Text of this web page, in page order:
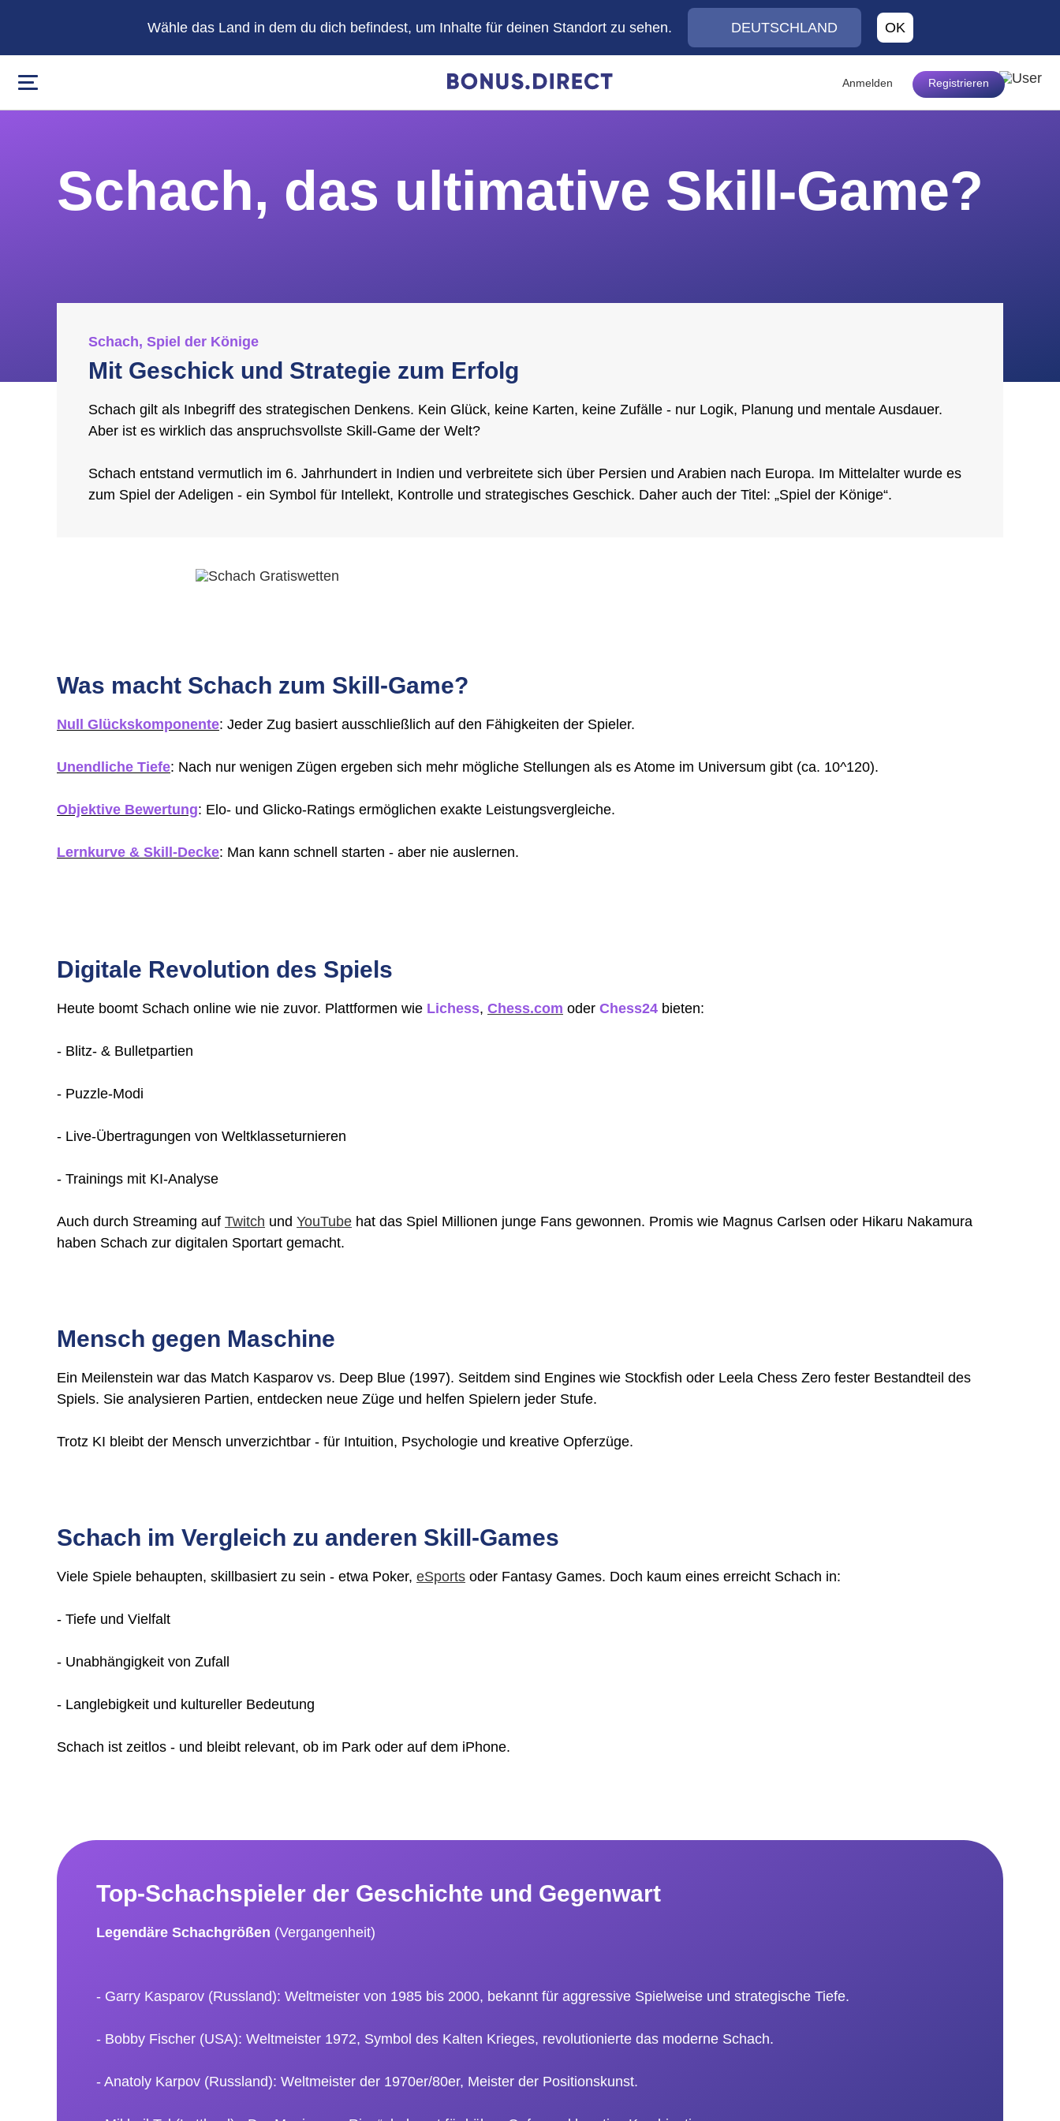
Wähle das Land in dem du dich befindest, um Inhalte für deinen Standort zu sehen. DEUTSCHLAND OK
Anmelden Registrieren
Schach, das ultimative Skill-Game?
Schach, Spiel der Könige
Mit Geschick und Strategie zum Erfolg
Schach gilt als Inbegriff des strategischen Denkens. Kein Glück, keine Karten, keine Zufälle - nur Logik, Planung und mentale Ausdauer.
Aber ist es wirklich das anspruchsvollste Skill-Game der Welt?
Schach entstand vermutlich im 6. Jahrhundert in Indien und verbreitete sich über Persien und Arabien nach Europa. Im Mittelalter wurde es
zum Spiel der Adeligen - ein Symbol für Intellekt, Kontrolle und strategisches Geschick. Daher auch der Titel: „Spiel der Könige“.
Was macht Schach zum Skill-Game?
Null Glückskomponente: Jeder Zug basiert ausschließlich auf den Fähigkeiten der Spieler.
Unendliche Tiefe: Nach nur wenigen Zügen ergeben sich mehr mögliche Stellungen als es Atome im Universum gibt (ca. 10^120).
Objektive Bewertung: Elo- und Glicko-Ratings ermöglichen exakte Leistungsvergleiche.
Lernkurve & Skill-Decke: Man kann schnell starten - aber nie auslernen.
Digitale Revolution des Spiels
Heute boomt Schach online wie nie zuvor. Plattformen wie Lichess, Chess.com oder Chess24 bieten:
- Blitz- & Bulletpartien
- Puzzle-Modi
- Live-Übertragungen von Weltklasseturnieren
- Trainings mit KI-Analyse
Auch durch Streaming auf Twitch und YouTube hat das Spiel Millionen junge Fans gewonnen. Promis wie Magnus Carlsen oder Hikaru Nakamura
haben Schach zur digitalen Sportart gemacht.
Mensch gegen Maschine
Ein Meilenstein war das Match Kasparov vs. Deep Blue (1997). Seitdem sind Engines wie Stockfish oder Leela Chess Zero fester Bestandteil des
Spiels. Sie analysieren Partien, entdecken neue Züge und helfen Spielern jeder Stufe.
Trotz KI bleibt der Mensch unverzichtbar - für Intuition, Psychologie und kreative Opferzüge.
Schach im Vergleich zu anderen Skill-Games
Viele Spiele behaupten, skillbasiert zu sein - etwa Poker, eSports oder Fantasy Games. Doch kaum eines erreicht Schach in:
- Tiefe und Vielfalt
- Unabhängigkeit von Zufall
- Langlebigkeit und kultureller Bedeutung
Schach ist zeitlos - und bleibt relevant, ob im Park oder auf dem iPhone.
Top-Schachspieler der Geschichte und Gegenwart
Legendäre Schachgrößen (Vergangenheit)
- Garry Kasparov (Russland): Weltmeister von 1985 bis 2000, bekannt für aggressive Spielweise und strategische Tiefe.
- Bobby Fischer (USA): Weltmeister 1972, Symbol des Kalten Krieges, revolutionierte das moderne Schach.
- Anatoly Karpov (Russland): Weltmeister der 1970er/80er, Meister der Positionskunst.